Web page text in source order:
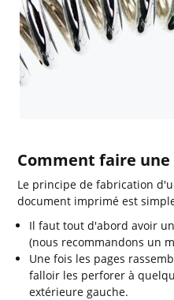
Comment faire
Le principe de fabrication
document imprimé est
Il faut tout d'abord avoir
(nous recommandons un
Une fois les pages
falloir les perforer à
extérieure gauche.